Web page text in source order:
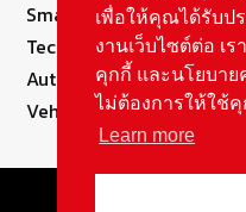
Smart Life
Technology
Autolife Lifestyle
Vehicle
© Copyright 2021, All
เพื่อให้คุณได้รับ
งานเว็บไซต์ต่อ เ
คุกกี้ และนโยบา
ไม่ต้องการให้ใช้
Learn more